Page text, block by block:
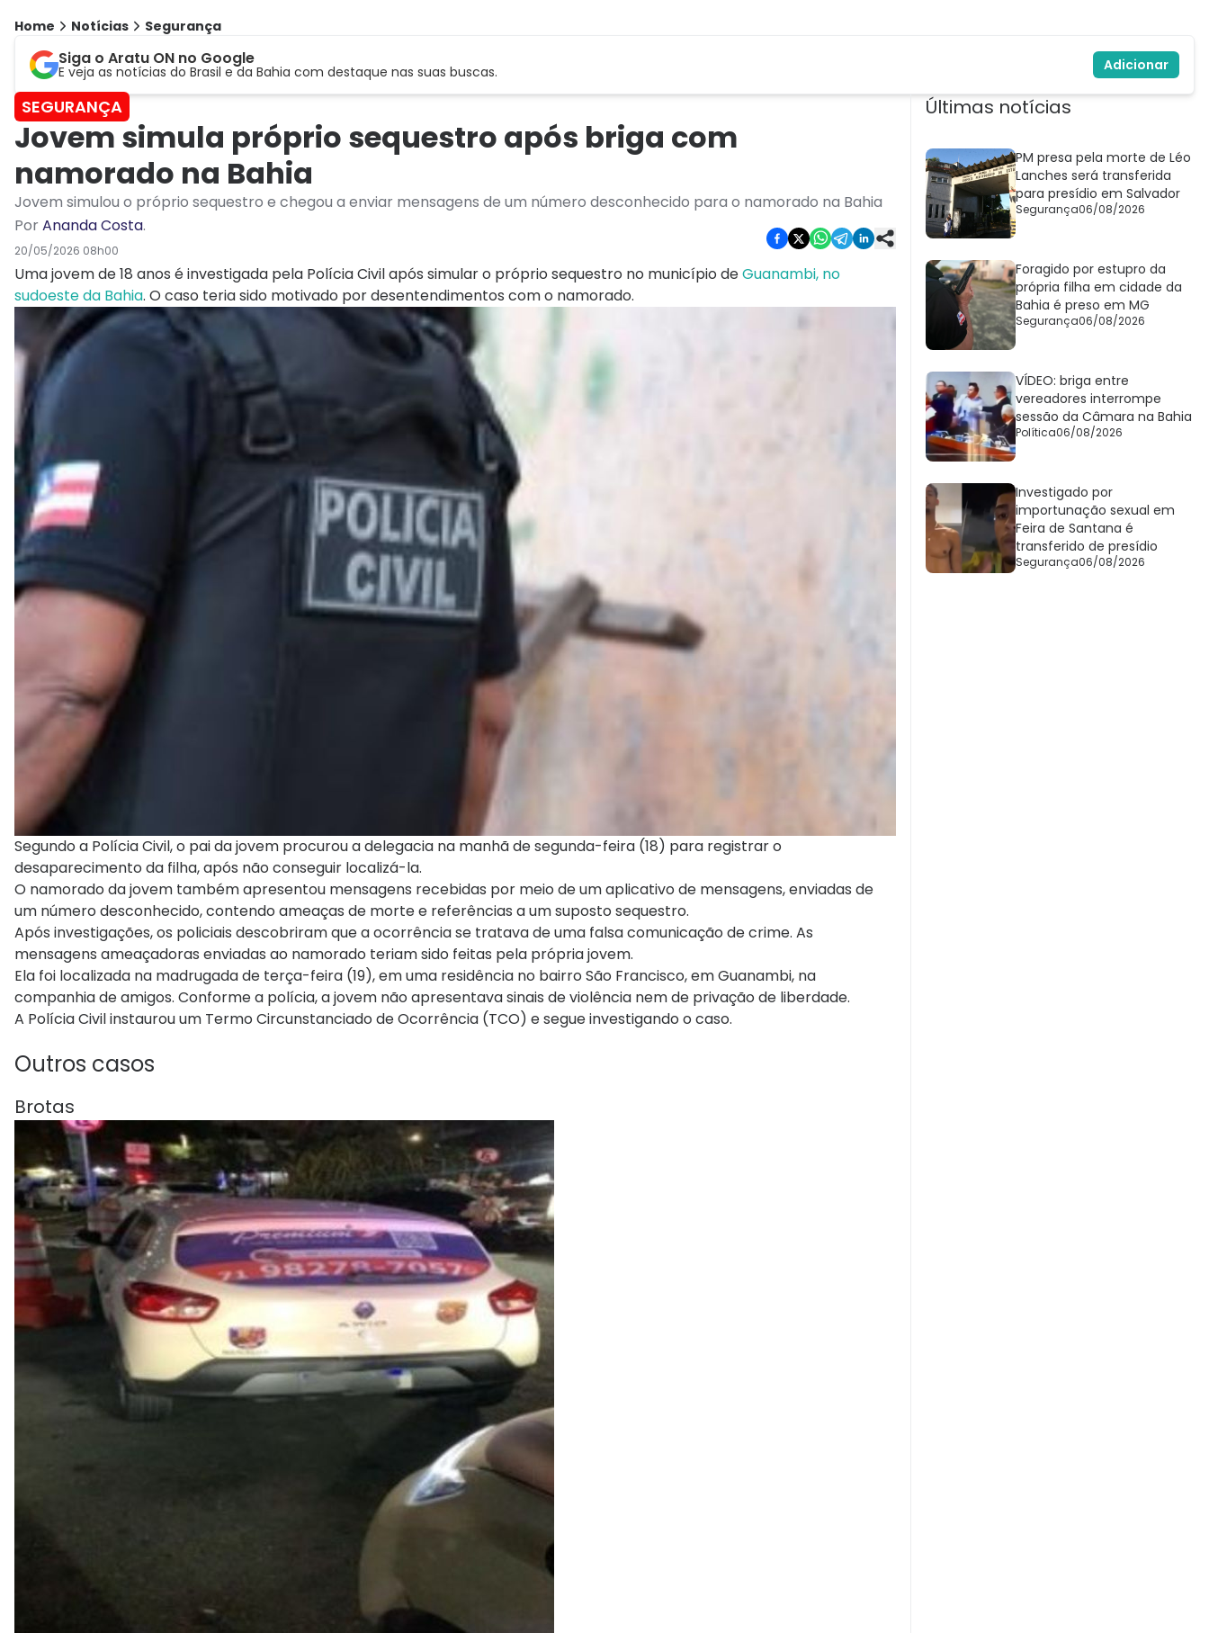
Home Notícias Segurança
Siga o Aratu ON no Google
E veja as notícias do Brasil e da Bahia com destaque nas suas buscas. Adicionar
SEGURANÇA
Jovem simula próprio sequestro após briga com
namorado na Bahia
Jovem simulou o próprio sequestro e chegou a enviar mensagens de um número desconhecido para o namorado na Bahia
PorAnanda Costa.
20/05/2026 08h00
Uma jovem de 18 anos é investigada pela Polícia Civil após simular o próprio sequestro no município deGuanambi, no
sudoeste da Bahia. O caso teria sido motivado por desentendimentos com o namorado.
Segundo a Polícia Civil, o pai da jovem procurou a delegacia na manhã de segunda-feira (18) para registrar o
desaparecimento da filha, após não conseguir localizá-la.
O namorado da jovem também apresentou mensagens recebidas por meio de um aplicativo de mensagens, enviadas de
um número desconhecido, contendo ameaças de morte e referências a um suposto sequestro.
Após investigações, os policiais descobriram que a ocorrência se tratava de uma falsa comunicação de crime. As
mensagens ameaçadoras enviadas ao namorado teriam sido feitas pela própria jovem.
Ela foi localizada na madrugada de terça-feira (19), em uma residência no bairro São Francisco, em Guanambi, na
companhia de amigos. Conforme a polícia, a jovem não apresentava sinais de violência nem de privação de liberdade.
A Polícia Civil instaurou um Termo Circunstanciado de Ocorrência (TCO) e segue investigando o caso.
Outros casos
Brotas
Últimas notícias
PM presa pela morte de Léo
Lanches será transferida
para presídio em Salvador
Segurança06/08/2026
Foragido por estupro da
própria filha em cidade da
Bahia é preso em MG
Segurança06/08/2026
VÍDEO: briga entre
vereadores interrompe
sessão da Câmara na Bahia
Política06/08/2026
Investigado por
importunação sexual em
Feira de Santana é
transferido de presídio
Segurança06/08/2026